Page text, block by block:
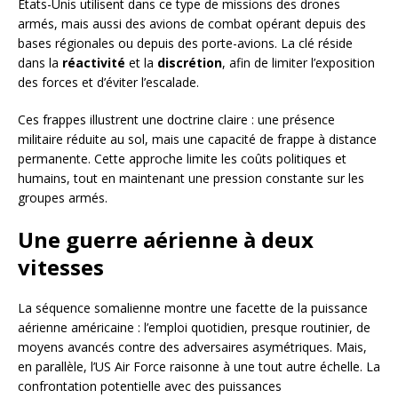
États-Unis utilisent dans ce type de missions des drones
armés, mais aussi des avions de combat opérant depuis des
bases régionales ou depuis des porte-avions. La clé réside
dans la réactivité et la discrétion, afin de limiter l’exposition
des forces et d’éviter l’escalade.
Ces frappes illustrent une doctrine claire : une présence
militaire réduite au sol, mais une capacité de frappe à distance
permanente. Cette approche limite les coûts politiques et
humains, tout en maintenant une pression constante sur les
groupes armés.
Une guerre aérienne à deux
vitesses
La séquence somalienne montre une facette de la puissance
aérienne américaine : l’emploi quotidien, presque routinier, de
moyens avancés contre des adversaires asymétriques. Mais,
en parallèle, l’US Air Force raisonne à une tout autre échelle. La
confrontation potentielle avec des puissances